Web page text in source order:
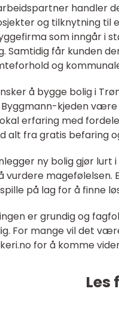
handler
og tilknytning til
som inngår i
Samtidig får kunden
og
å bygge bolig i
kjeden være
erfaring med
alt fra gratis befaring
ny bolig gjør lurt
vurdere magefølelsen.
på lag for å finne
er grundig og
For mange vil det
for å komme
Les